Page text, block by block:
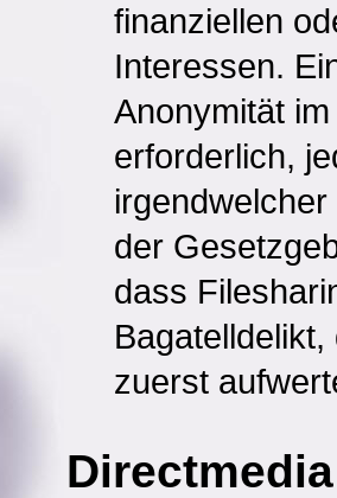
finanziellen
Interessen.
Anonymität
erforderlich,
der
dass
zuerst